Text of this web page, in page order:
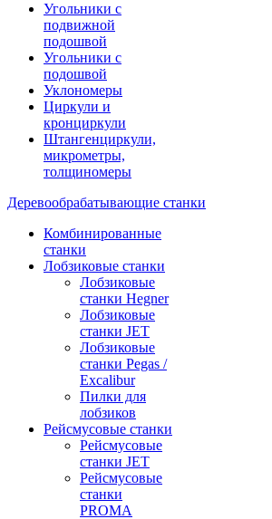
Угольники с
подвижной
подошвой
Угольники с
подошвой
Уклономеры
Циркули и
кронциркули
Штангенциркули,
микрометры,
толщиномеры
Деревообрабатывающие станки
Комбинированные
станки
Лобзиковые станки
Лобзиковые
станки Hegner
Лобзиковые
станки JET
Лобзиковые
станки Pegas /
Excalibur
Пилки для
лобзиков
Рейсмусовые станки
Рейсмусовые
станки JET
Рейсмусовые
станки
PROMA